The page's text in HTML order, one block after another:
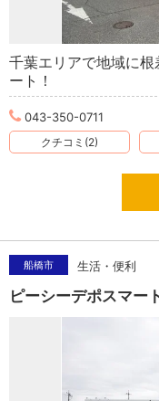
千葉エリアで地域に
ート！
043-350-0711
クチコミ(2)
船橋市 生活・便利
ピーシーデポスマ